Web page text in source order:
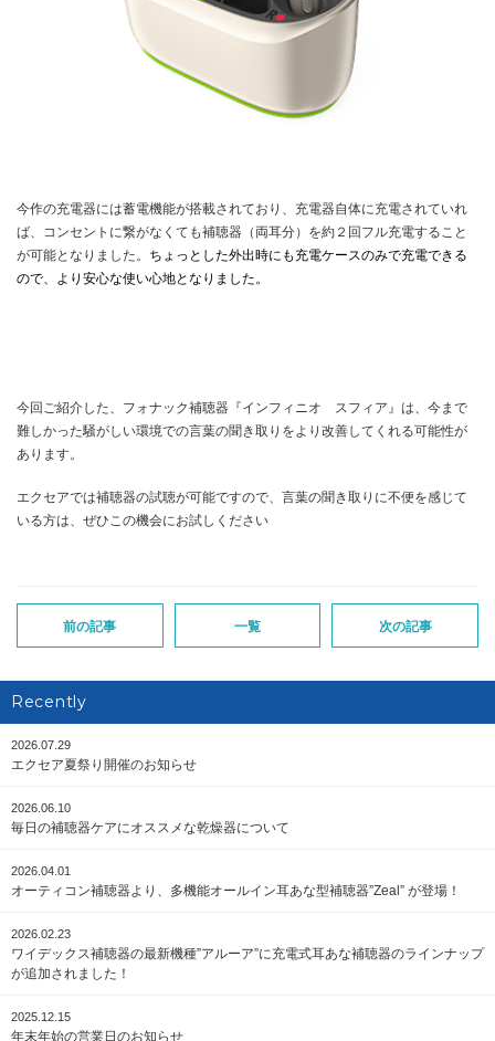
今作の充電器には蓄電機能が搭載されており、充電器自体に充電されていれ
ば、コンセントに繋がなくても補聴器（両耳分）を約２回フル充電すること
が可能となりました。 ちょっとした外出時にも充電ケースのみで充電できる
ので、より安心な使い心地となりました。
今回ご紹介した、フォナック補聴器『インフィニオ スフィア』は、今まで
難しかった騒がしい環境での言葉の聞き取りをより改善してくれる可能性が
あります。
エクセアでは補聴器の試聴が可能ですので、言葉の聞き取りに不便を感じて
いる方は、ぜひこの機会にお試しください
前の記事 一覧 次の記事
Recently
2026.07.29
エクセア夏祭り開催のお知らせ
2026.06.10
毎日の補聴器ケアにオススメな乾燥器について
2026.04.01
オーティコン補聴器より、多機能オールイン耳あな型補聴器”Zeal” が登場！
2026.02.23
ワイデックス補聴器の最新機種”アルーア”に充電式耳あな補聴器のラインナップ
が追加されました！
2025.12.15
年末年始の営業日のお知らせ